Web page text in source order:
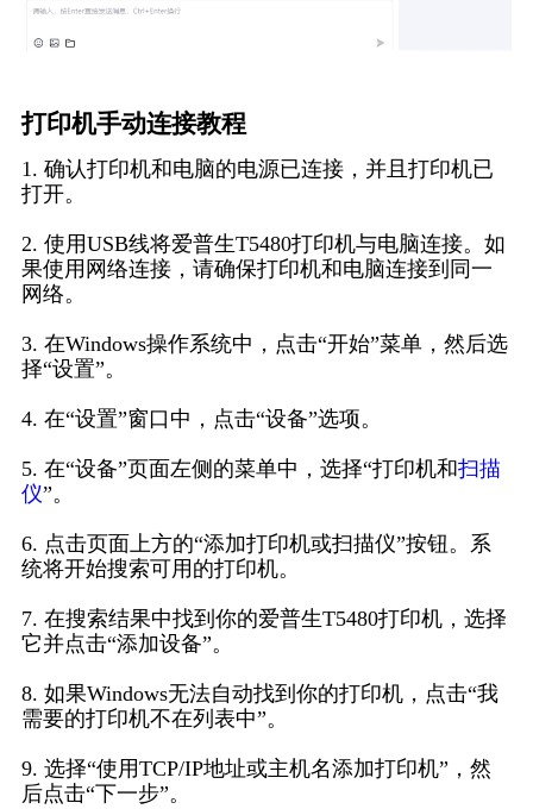
打印机手动连接教程
1. 确认打印机和电脑的电源已连接，并且打印机已
打开。
2. 使用USB线将爱普生T5480打印机与电脑连接。如
果使用网络连接，请确保打印机和电脑连接到同一
网络。
3. 在Windows操作系统中，点击“开始”菜单，然后选
择“设置”。
4. 在“设置”窗口中，点击“设备”选项。
5. 在“设备”页面左侧的菜单中，选择“打印机和扫描
仪”。
6. 点击页面上方的“添加打印机或扫描仪”按钮。系
统将开始搜索可用的打印机。
7. 在搜索结果中找到你的爱普生T5480打印机，选择
它并点击“添加设备”。
8. 如果Windows无法自动找到你的打印机，点击“我
需要的打印机不在列表中”。
9. 选择“使用TCP/IP地址或主机名添加打印机”，然
后点击“下一步”。